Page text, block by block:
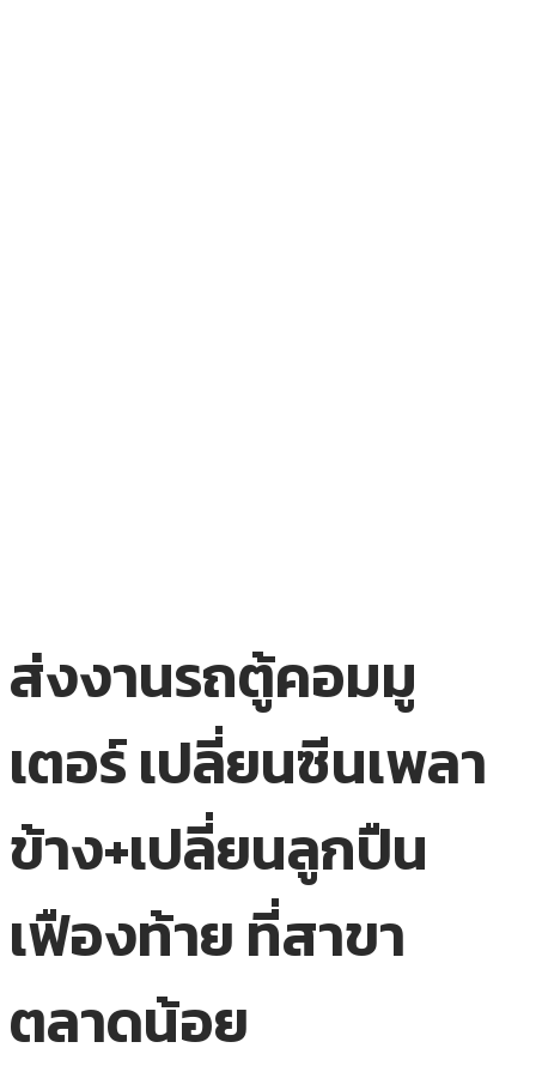
ส่งงานรถตู้คอมมู
เตอร์ เปลี่ยนซีนเพลา
ข้าง+เปลี่ยนลูกปืน
เฟืองท้าย ที่สาขา
ตลาดน้อย